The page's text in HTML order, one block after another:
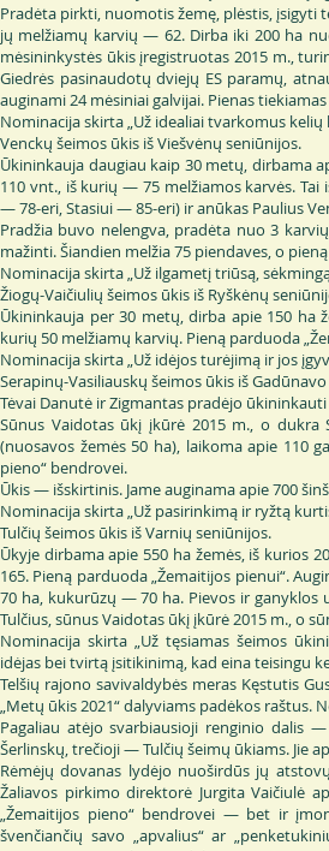
Pradėta pirkti, nuomotis žemę, plėstis, įsigyti
jų melžiamų karvių — 62. Dirba iki 200 ha
mėsininkystės ūkis įregistruotas 2015 m.,
Giedrės pasinaudotų dviejų ES paramų,
auginami 24 mėsiniai galvijai. Pienas
Nominacija skirta „Už idealiai tvarkomus kelių
Venckų šeimos ūkis iš Viešvėnų seniūnijos.
Ūkininkauja daugiau kaip 30 metų, dirbama
110 vnt., iš kurių — 75 melžiamos karvės.
— 78-eri, Stasiui — 85-eri) ir anūkas Paulius
Pradžia buvo nelengva, pradėta nuo 3
mažinti. Šiandien melžia 75 piendaves, o
Nominacija skirta „Už ilgametį triūsą,
Žiogų-Vaičiulių šeimos ūkis iš Ryškėnų
Ūkininkauja per 30 metų, dirba apie 150
kurių 50 melžiamų karvių. Pieną parduoda
Nominacija skirta „Už idėjos turėjimą ir jos
Serapinų-Vasiliauskų šeimos ūkis iš
Tėvai Danutė ir Zigmantas pradėjo
Sūnus Vaidotas ūkį įkūrė 2015 m., o
(nuosavos žemės 50 ha), laikoma apie 110
pieno“ bendrovei.
Ūkis — išskirtinis. Jame auginama apie 700
Nominacija skirta „Už pasirinkimą ir ryžtą
Tulčių šeimos ūkis iš Varnių seniūnijos.
Ūkyje dirbama apie 550 ha žemės, iš kurios
165. Pieną parduoda „Žemaitijos pienui“.
70 ha, kukurūzų — 70 ha. Pievos ir ganyklos
Tulčius, sūnus Vaidotas ūkį įkūrė 2015 m., o
Nominacija skirta „Už tęsiamas šeimos
idėjas bei tvirtą įsitikinimą, kad eina teisingu
Telšių rajono savivaldybės meras Kęstutis
„Metų ūkis 2021“ dalyviams padėkos raštus.
Pagaliau atėjo svarbiausioji renginio dalis
Šerlinskų, trečioji — Tulčių šeimų ūkiams. Jie
Rėmėjų dovanas lydėjo nuoširdūs jų
Žaliavos pirkimo direktorė Jurgita Vaičiulė
„Žemaitijos pieno“ bendrovei — bet ir
švenčiančių savo „apvalius“ ar